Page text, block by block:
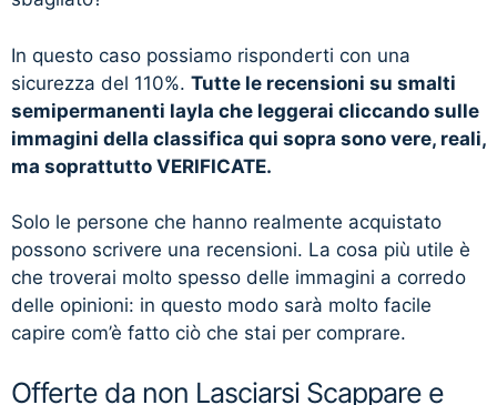
In questo caso possiamo risponderti con una
sicurezza del 110%. Tutte le recensioni su smalti
semipermanenti layla che leggerai cliccando sulle
immagini della classifica qui sopra sono vere, reali,
ma soprattutto VERIFICATE.
Solo le persone che hanno realmente acquistato
possono scrivere una recensioni. La cosa più utile è
che troverai molto spesso delle immagini a corredo
delle opinioni: in questo modo sarà molto facile
capire com’è fatto ciò che stai per comprare.
Offerte da non Lasciarsi Scappare e